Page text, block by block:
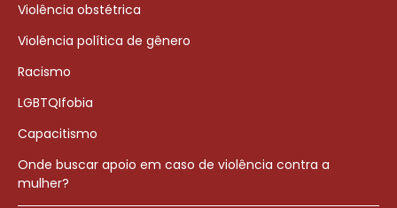
Violência obstétrica
Violência política de gênero
Racismo
LGBTQIfobia
Capacitismo
Onde buscar apoio em caso de violência contra a
mulher?